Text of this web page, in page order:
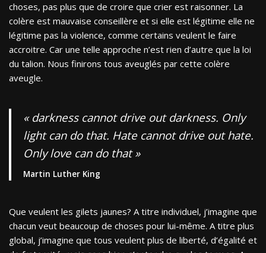
choses, pas plus que de croire que crier est raisonner. La
colère est mauvaise conseillère et si elle est légitime elle ne
légitime pas la violence, comme certains veulent le faire
accroitre. Car une telle approche n’est rien d’autre que la loi
du talion. Nous finirons tous aveuglés par cette colère
aveugle.
« darkness cannot drive out darkness. Only
light can do that. Hate cannot drive out hate.
Only love can do that»
Martin Luther King
Que veulent les gilets jaunes? A titre individuel, j’imagine que
chacun veut beaucoup de choses pour lui-même. A titre plus
global, j’imagine que tous veulent plus de liberté, d’égalité et